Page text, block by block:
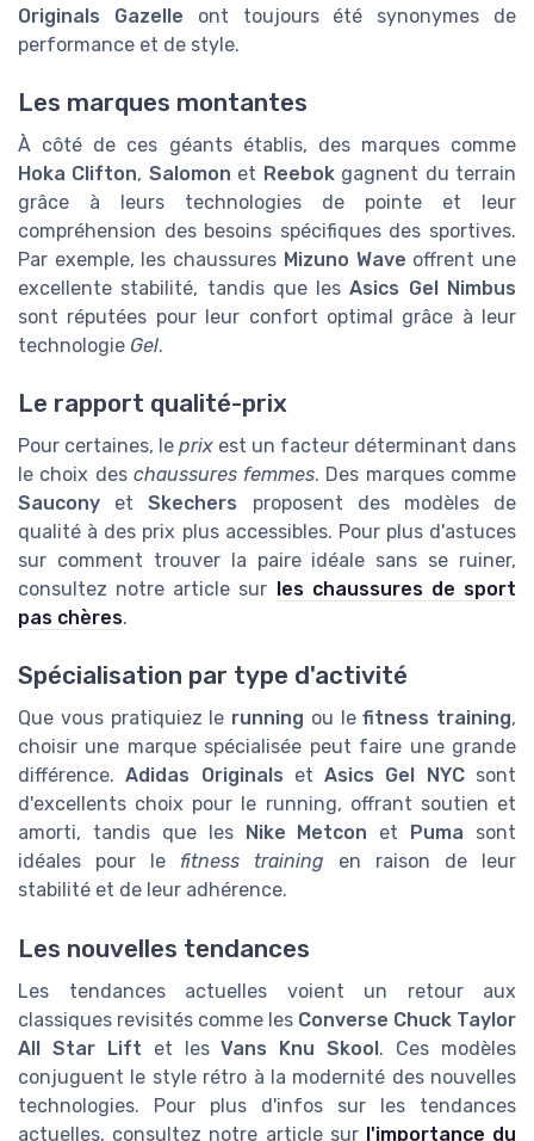
Originals Gazelle ont toujours été synonymes de
performance et de style.
Les marques montantes
À côté de ces géants établis, des marques comme
Hoka Clifton, Salomon et Reebokgagnent du terrain
grâce à leurs technologies de pointe et leur
compréhension des besoins spécifiques des sportives.
Par exemple, les chaussures Mizuno Wave offrent une
excellente stabilité, tandis que lesAsics Gel Nimbus
sont réputées pour leur confort optimal grâce à leur
technologie Gel.
Le rapport qualité-prix
Pour certaines, le prix est un facteur déterminant dans
le choix des chaussures femmes. Des marques comme
Saucony etSkechers proposent des modèles de
qualité à des prix plus accessibles. Pour plus d'astuces
sur comment trouver la paire idéale sans se ruiner,
consultez notre article sur
les chaussures de sport
pas chères.
Spécialisation par type d'activité
Que vous pratiquiez le running ou lefitness training,
choisir une marque spécialisée peut faire une grande
différence.Adidas Originals etAsics Gel NYCsont
d'excellents choix pour le running, offrant soutien et
amorti, tandis que les
Nike Metcon et Puma sont
idéales pour le fitness training en raison de leur
stabilité et de leur adhérence.
Les nouvelles tendances
Les tendances actuelles voient un retour aux
classiques revisités comme les Converse Chuck Taylor
All Star Lift et lesVans Knu Skool. Ces modèles
conjuguent le style rétro à la modernité des nouvelles
technologies. Pour plus d'infos sur les tendances
actuelles, consultez notre article sur l'importance du